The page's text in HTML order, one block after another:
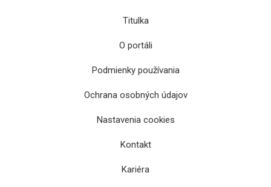
Štátna filharmónia Košice predstavuje
program 69. ročníka Košickej hudobnej jari
Titulka
O portáli
Podmienky používania
Ochrana osobných údajov
Nastavenia cookies
Kontakt
Kariéra